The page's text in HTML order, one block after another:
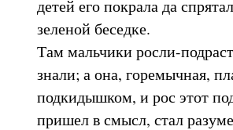
детей его покрала да
зеленой беседке.
Там мальчики росли-
знали; а она, горемычная,
подкидышком, и рос этот
пришел в смысл, стал